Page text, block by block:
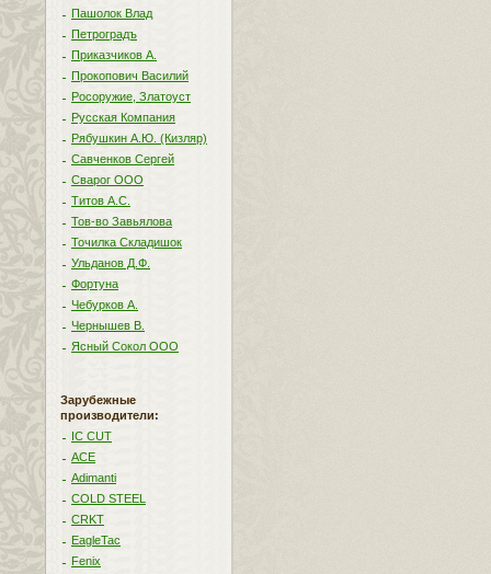
Пашолок Влад
Петроградъ
Приказчиков А.
Прокопович Василий
Росоружие, Златоуст
Русская Компания
Рябушкин А.Ю. (Кизляр)
Савченков Сергей
Сварог ООО
Титов А.С.
Тов-во Завьялова
Точилка Складишок
Ульданов Д.Ф.
Фортуна
Чебурков А.
Чернышев В.
Ясный Сокол ООО
Зарубежные
производители:
IC CUT
ACE
Adimanti
COLD STEEL
CRKT
EagleTac
Fenix